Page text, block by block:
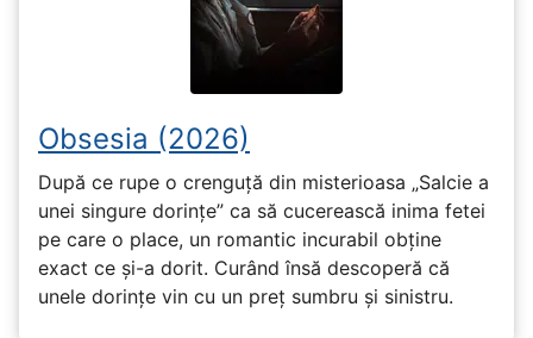
Obsesia (2026)
După ce rupe o crenguță din misterioasa „Salcie a
unei singure dorințe” ca să cucerească inima fetei
pe care o place, un romantic incurabil obține
exact ce și-a dorit. Curând însă descoperă că
unele dorințe vin cu un preț sumbru și sinistru.